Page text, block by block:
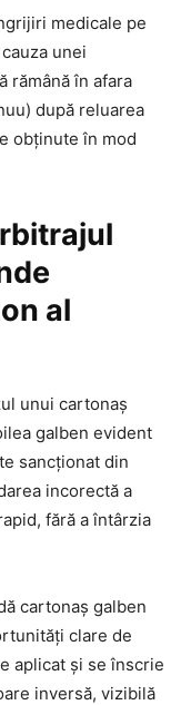
medicale pe
unei
rămână în afara
după reluarea
obținute în mod
al
unui cartonaș
galben evident
sancționat din
incorectă a
fără a întârzia
cartonaș galben
clare de
aplicat și se înscrie
inversă, vizibilă